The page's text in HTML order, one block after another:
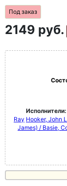
Под заказ
2149 руб.
Исполнители:
Ray Hooker, John
James) / Basie,